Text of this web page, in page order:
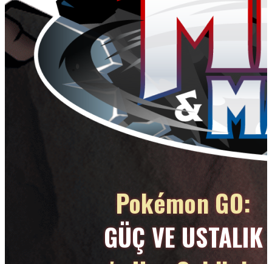
Pokémon GO:
GÜÇ VE USTALIK